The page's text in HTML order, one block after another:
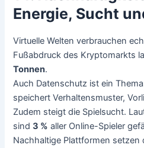
Energie, Sucht
Virtuelle Welten verbrauchen
Fußabdruck des Kryptomarkts
Tonnen.
Auch Datenschutz ist ein
speichert Verhaltensmuster,
Zudem steigt die Spielsucht.
sind3 % aller Online-Spieler
Nachhaltige Plattformen setzen